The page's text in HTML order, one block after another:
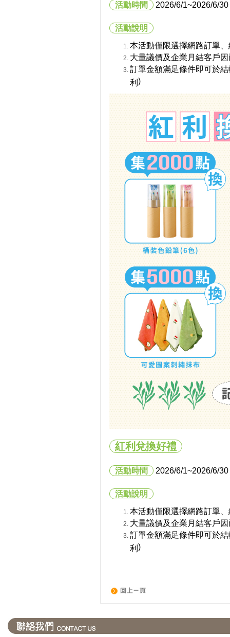
活動時間 2026/6/1~2026/6/30
活動說明
本活動僅限選擇網路訂單
大量議價及企業月結客戶
訂單金額滿足條件即可於
利 )
紅利兌換好禮
活動時間 2026/6/1~2026/6/30
活動說明
本活動僅限選擇網路訂單
大量議價及企業月結客戶
訂單金額滿足條件即可於
利 )